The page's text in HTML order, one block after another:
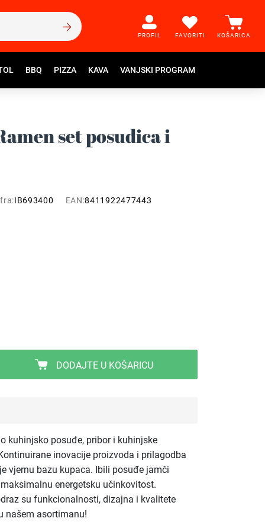
PROFIL FAVORITI KOŠARICA
BBQ PIZZA KAVA VANJSKI PROGRAM
set posudica i
IB693400 EAN:8411922477443
DODAJTE U KOŠARICU
kuhinjsko posuđe, pribor i kuhinjske
inovacije proizvoda i prilagodba
vjernu bazu kupaca. Ibili posuđe jamči
energetsku učinkovitost.
su funkcionalnosti, dizajna i kvalitete
našem asortimanu!